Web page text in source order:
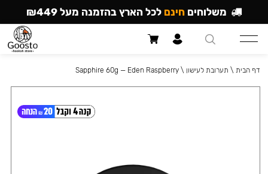
דף הבית \ תערובת לעישון \
Sapphire 60g — Eden Raspberry
משלוחים חינם לכל הארץ בהזמנה מעל ₪449